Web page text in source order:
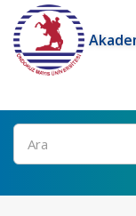
Ara